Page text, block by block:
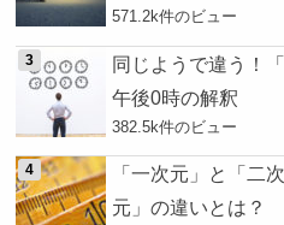
571.2k件のビュー
同じようで違う！
午後0時の解釈
382.5k件のビュー
「一次元」と「二
元」の違いとは？